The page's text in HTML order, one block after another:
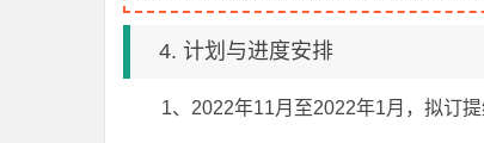
4. 计划与进度安排
1、2022年11月至2022年1月，拟订提